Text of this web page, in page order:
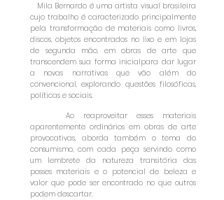
Mila Bernardo é uma artista visual brasileira
cujo trabalho é caracterizado principalmente
pela transformação de materiais como livros,
discos, objetos encontrados no lixo e em lojas
de segunda mão, em obras de arte que
transcendem sua forma inicialpara dar lugar
a novas narrativas que vão além do
convencional, explorando questões filosóficas,
políticas e sociais.
Ao reaproveitar esses materiais
aparentemente ordinários em obras de arte
provocativas, aborda também o tema do
consumismo, com cada peça servindo como
um lembrete da natureza transitória das
posses materiais e o potencial de beleza e
valor que pode ser encontrado no que outros
podem descartar.